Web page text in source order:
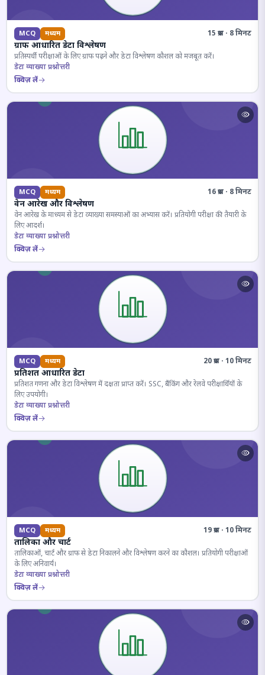
MCQ मध्यम 15 प्रश्न · 8 मिनट
ग्राफ आधारित डेटा विश्लेषण
प्रतिस्पर्धी परीक्षाओं के लिए ग्राफ पढ़ने और डेटा विश्लेषण कौशल को मजबूत करें।
डेटा व्याख्या प्रश्नोत्तरी
क्विज़ लें
MCQ मध्यम 16 प्रश्न · 8 मिनट
वेन आरेख और विश्लेषण
वेन आरेख के माध्यम से डेटा व्याख्या समस्याओं का अभ्यास करें। प्रतियोगी परीक्षा की तैयारी के
लिए आदर्श।
डेटा व्याख्या प्रश्नोत्तरी
क्विज़ लें
MCQ मध्यम 20 प्रश्न · 10 मिनट
प्रतिशत आधारित डेटा
प्रतिशत गणना और डेटा विश्लेषण में दक्षता प्राप्त करें। SSC, बैंकिंग और रेलवे परीक्षार्थियों के
लिए उपयोगी।
डेटा व्याख्या प्रश्नोत्तरी
क्विज़ लें
MCQ मध्यम 19 प्रश्न · 10 मिनट
तालिका और चार्ट
तालिकाओं, चार्ट और ग्राफ से डेटा निकालने और विश्लेषण करने का कौशल। प्रतियोगी परीक्षाओं
के लिए अनिवार्य।
डेटा व्याख्या प्रश्नोत्तरी
क्विज़ लें